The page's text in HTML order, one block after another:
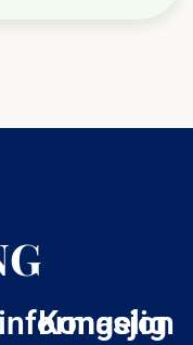
Kongelig